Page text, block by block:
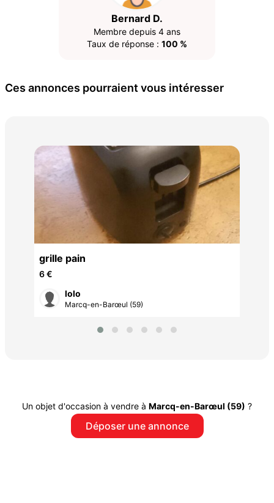
Bernard D.
Membre depuis 4 ans
Taux de réponse : 100 %
Ces annonces pourraient vous intéresser
grille pain
6 €
lolo
Marcq-en-Barœul (59)
Un objet d'occasion à vendre à Marcq-en-Barœul (59) ?
Déposer une annonce